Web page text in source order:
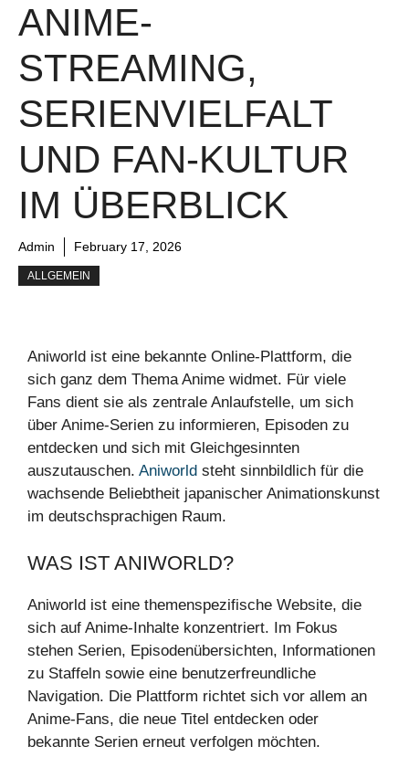
ANIME-
STREAMING,
SERIENVIELFALT
UND FAN-KULTUR
IM ÜBERBLICK
Admin February 17, 2026
ALLGEMEIN
Aniworld ist eine bekannte Online-Plattform, die
sich ganz dem Thema Anime widmet. Für viele
Fans dient sie als zentrale Anlaufstelle, um sich
über Anime-Serien zu informieren, Episoden zu
entdecken und sich mit Gleichgesinnten
auszutauschen. Aniworld steht sinnbildlich für die
wachsende Beliebtheit japanischer Animationskunst
im deutschsprachigen Raum.
WAS IST ANIWORLD?
Aniworld ist eine themenspezifische Website, die
sich auf Anime-Inhalte konzentriert. Im Fokus
stehen Serien, Episodenübersichten, Informationen
zu Staffeln sowie eine benutzerfreundliche
Navigation. Die Plattform richtet sich vor allem an
Anime-Fans, die neue Titel entdecken oder
bekannte Serien erneut verfolgen möchten.